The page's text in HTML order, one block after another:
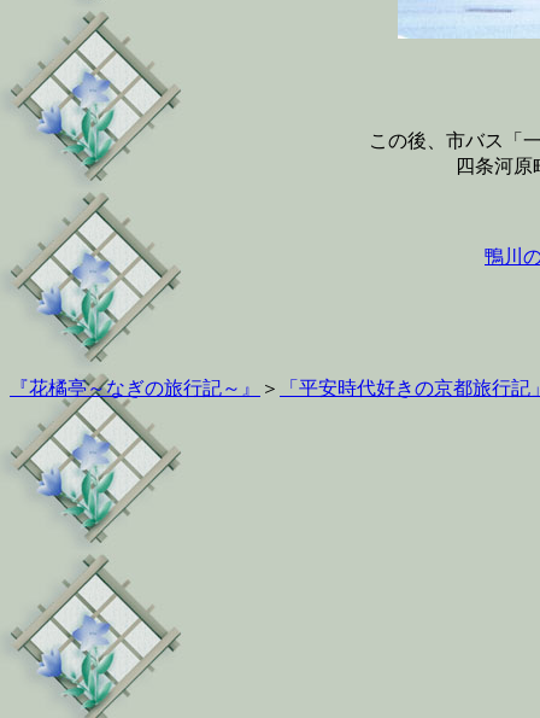
この後、市バス「
四条河
鴨川
『花橘亭～なぎの旅行記～』 ＞ 「平安時代好きの京都旅行記